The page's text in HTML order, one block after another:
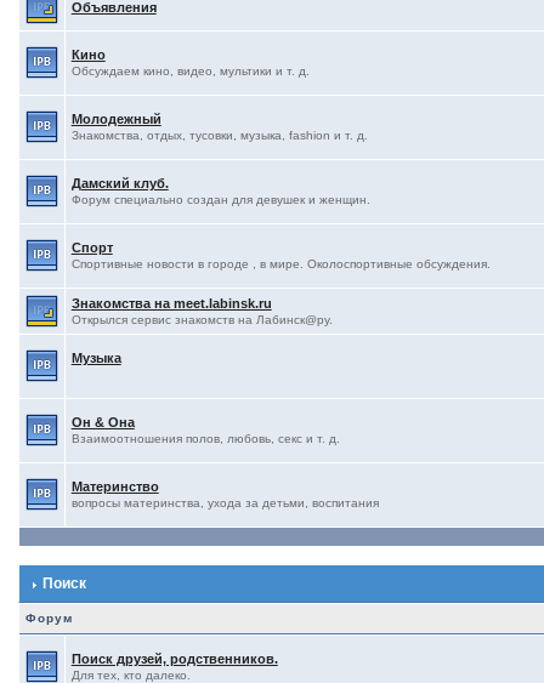
Объявления
Кино
Обсуждаем кино, видео, мультики и т. д.
Молодежный
Знакомства, отдых, тусовки, музыка, fashion и т. д.
Дамский клуб.
Форум специально создан для девушек и женщин.
Спорт
Спортивные новости в городе , в мире. Околоспортивные обсуждения.
Знакомства на meet.labinsk.ru
Открылся сервис знакомств на Лабинск@ру.
Музыка
Он & Она
Взаимоотношения полов, любовь, секс и т. д.
Материнство
вопросы материнства, ухода за детьми, воспитания
Поиск
Форум
Поиск друзей, родственников.
Для тех, кто далеко.